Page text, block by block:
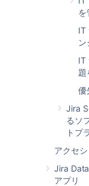
を
IT
IT
題
優
Jira
るソ
トプ
アクセ
Jira
アプリ
テンプレ
を提供し
用可能な
しました。
Jira
Jira
Jira
Jira
クエ
Jira
まず ITIL
と独自の